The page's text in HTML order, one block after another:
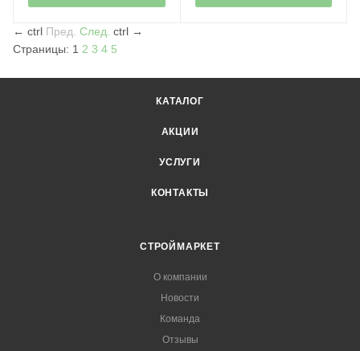
← ctrl Пред. След. ctrl →
Страницы: 1 2 3 4 5
КАТАЛОГ
АКЦИИ
УСЛУГИ
КОНТАКТЫ
СТРОЙМАРКЕТ
О компании
Новости
Команда
Отзывы